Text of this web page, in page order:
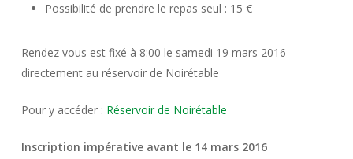
Possibilité de prendre le repas seul : 15 €
Rendez vous est fixé à 8:00 le samedi 19 mars 2016
directement au réservoir de Noirétable
Pour y accéder : Réservoir de Noirétable
Inscription impérative avant le 14 mars 2016